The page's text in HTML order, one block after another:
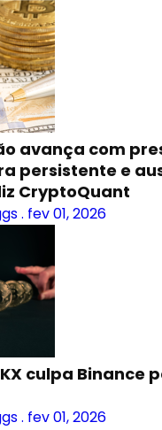
avança com
persistente e
CryptoQuant
. fev 01, 2026
culpa Binance
. fev 01, 2026